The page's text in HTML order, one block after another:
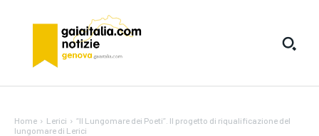
Home Lerici
“Il Lungomare dei Poeti”. Il progetto di riqualificazione del
lungomare di Lerici